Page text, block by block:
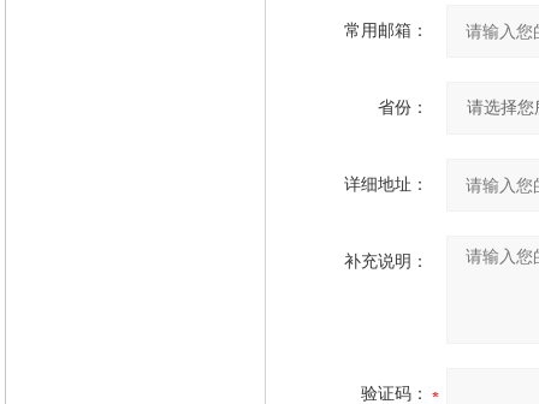
常用邮箱：
省份：
详细地址：
补充说明：
验证码：